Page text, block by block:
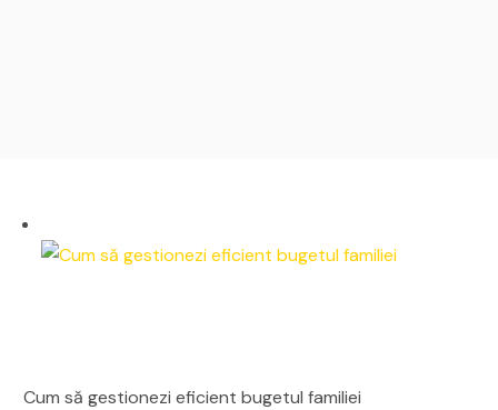
Cum să gestionezi eficient bugetul familiei